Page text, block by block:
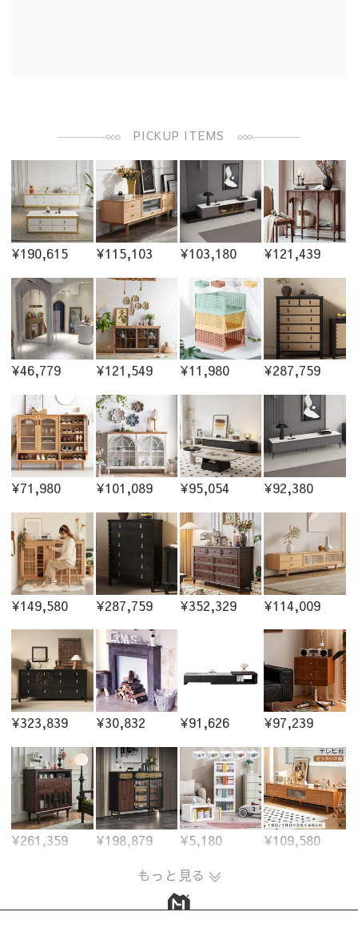
PICKUP ITEMS
¥190,615 ¥115,103 ¥103,180 ¥121,439
¥46,779 ¥121,549 ¥11,980 ¥287,759
¥71,980 ¥101,089 ¥95,054 ¥92,380
¥149,580 ¥287,759 ¥352,329 ¥114,009
¥323,839 ¥30,832 ¥91,626 ¥97,239
¥261,359 ¥198,879 ¥5,180
¥109,580
もっと見る